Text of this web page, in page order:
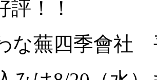
評！！
な蕪四季會社